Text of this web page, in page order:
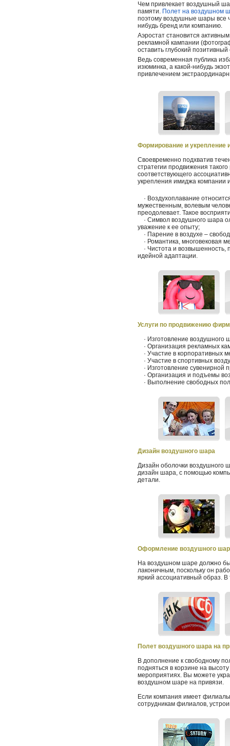
Чем привлекает воздушный
памяти. Полет на воздушном
поэтому воздушные шары все
нибудь бренд или компанию.
Аэростат становится
рекламной кампании
оставить глубокий
Ведь современная публика
изюминка, а какой-нибудь
привлечением
Формирование и укрепление
Своевременно подхватив
стратегии продвижения
соответствующего
укрепления имиджа компании
· Воздухоплавание
мужественным, волевым
преодолевает. Такое
· Символ воздушного шара
уважение к ее опыту;
· Парение в воздухе –
· Романтика, многовековая
· Чистота и возвышенность,
идейной адаптации.
Услуги по продвижению
· Изготовление воздушного
· Организация рекламных
· Участие в корпоративных
· Участие в спортивных
· Изготовление сувенирной
· Организация и подъемы
· Выполнение свободных
Дизайн воздушного шара
Дизайн оболочки воздушного
дизайн шара, с помощью
детали.
Оформление воздушного
На воздушном шаре должно
лаконичным, поскольку он
яркий ассоциативный образ. В
Полет воздушного шара на
В дополнение к свободному
подняться в корзине на
мероприятиях. Вы можете
воздушном шаре на привязи.
Если компания имеет филиалы
сотрудникам филиалов,